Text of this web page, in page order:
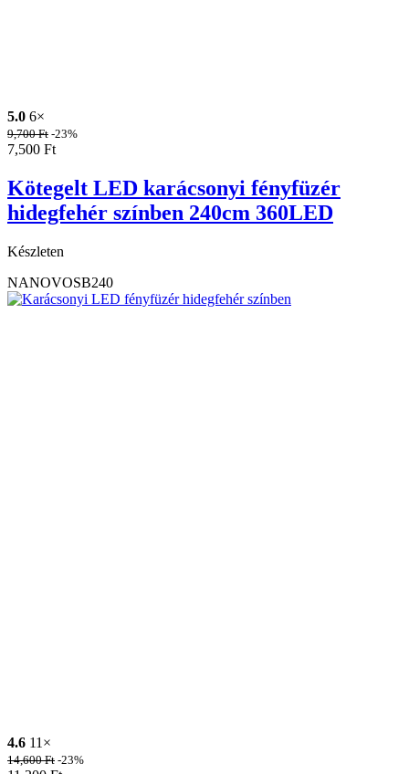
5.0 6×
9,700Ft -23%
7,500 Ft
Kötegelt LED karácsonyi fényfüzér
hidegfehér színben 240cm 360LED
Készleten
NANOVOSB240
4.6 11×
14,600Ft -23%